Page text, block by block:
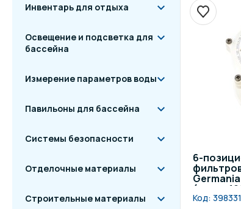
Инвентарь для отдыха
Освещение и подсветка для
бассейна
Измерение параметров воды
Павильоны для бассейна
Системы безопасности
Отделочные материалы
Строительные материалы
6-
(серия
Код: 398331